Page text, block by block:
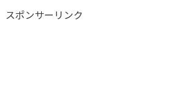
スポンサーリンク